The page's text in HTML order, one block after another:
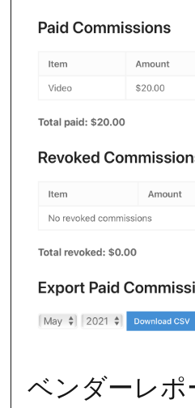
ベンダーレポ